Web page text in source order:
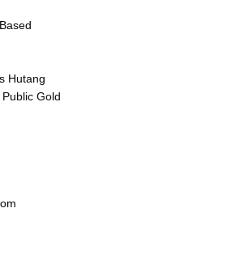
Hutang
Gold